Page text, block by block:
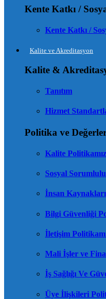
Kente Katkı /
Kente Katkı /
Kalite ve Akreditasyon
Kalite &
Tanıtım
Hizmet
Politika ve
Kalite Politikamız
Sosyal
İnsan
Bilgi Güvenliği
İletişim
Mali İşler ve
İş Sağlığı Ve
Üye İlişkileri